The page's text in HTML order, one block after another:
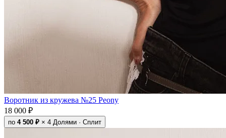
Воротник из кружева №25 Peony
18 000 ₽
по 4 500 ₽ × 4 Долями · Сплит